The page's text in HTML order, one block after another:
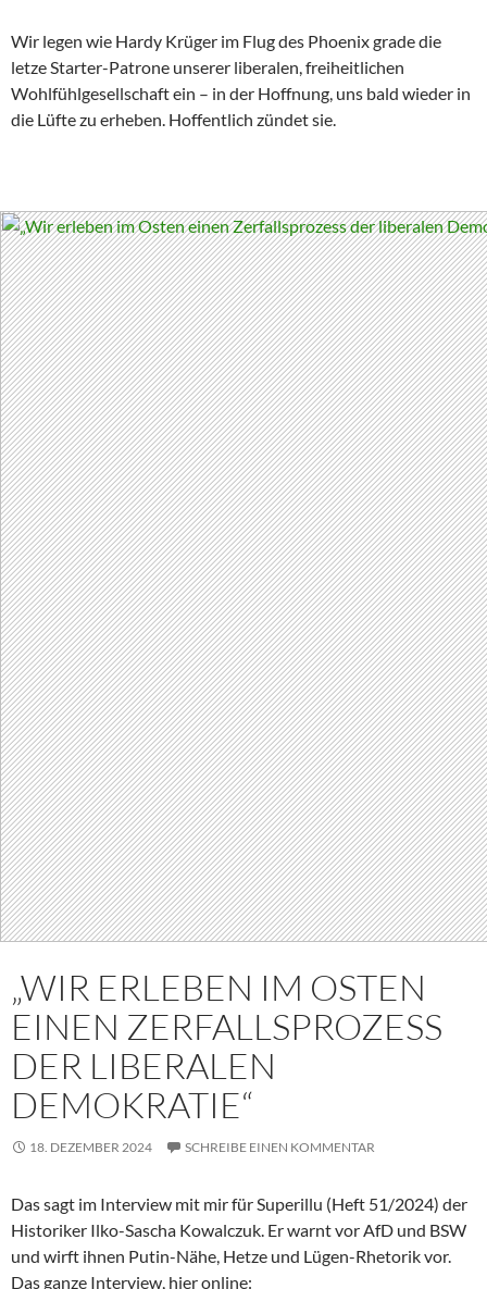
Wir legen wie Hardy Krüger im Flug des Phoenix grade die
letze Starter-Patrone unserer liberalen, freiheitlichen
Wohlfühlgesellschaft ein – in der Hoffnung, uns bald wieder in
die Lüfte zu erheben. Hoffentlich zündet sie.
„WIR ERLEBEN IM OSTEN
EINEN ZERFALLSPROZESS
DER LIBERALEN
DEMOKRATIE“
18. DEZEMBER 2024 SCHREIBE EINEN KOMMENTAR
Das sagt im Interview mit mir für Superillu (Heft 51/2024) der
Historiker Ilko-Sascha Kowalczuk. Er warnt vor AfD und BSW
und wirft ihnen Putin-Nähe, Hetze und Lügen-Rhetorik vor.
Das ganze Interview, hier online: